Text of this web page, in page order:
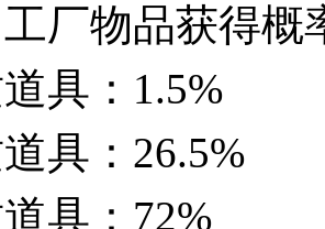
工厂物品获得概
具：1.5%
具：26.5%
具：72%